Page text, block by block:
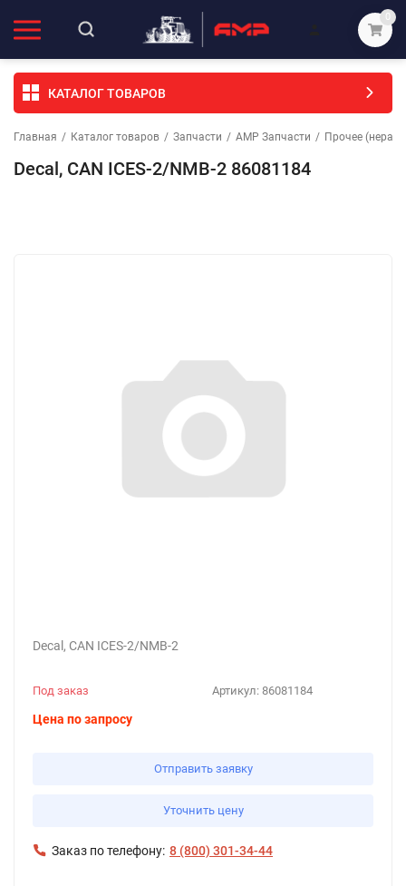
0
КАТАЛОГ ТОВАРОВ
Главная / Каталог товаров / Запчасти / АМР Запчасти / Прочее
Decal, CAN ICES-2/NMB-2 86081184
Decal, CAN ICES-2/NMB-2
Артикул: 86081184
Под заказ
Цена по запросу
Отправить заявку
Уточнить цену
Заказ по телефону: 8 (800) 301-34-44